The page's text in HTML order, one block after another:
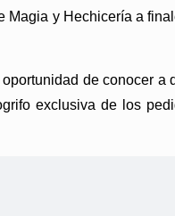
y Hechicería a
de conocer a
exclusiva de los